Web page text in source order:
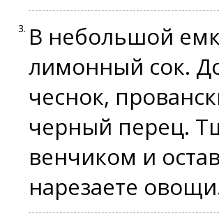
В небольшой
лимонный сок.
чеснок,
черный перец.
венчиком и
нарезаете